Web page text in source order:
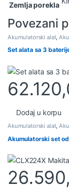
Zemlja porekla
Povezani
Akumulatorski alat,
Set alata sa 3
Dodaj u korpu
Akumulatorski alat,
Akumulatorski set